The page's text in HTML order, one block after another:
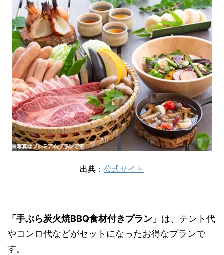
出典： 公式サイト
「手ぶら炭火焼BBQ食材付きプラン」 は、テント代
やコンロ代などがセットになったお得なプランで
す。